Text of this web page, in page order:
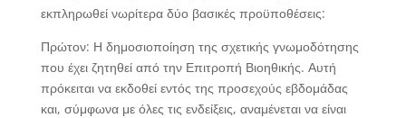
εκπληρωθεί νωρίτερα δύο βασικές προϋποθέσεις:
Πρώτον: Η δημοσιοποίηση της σχετικής γνωμοδότησης
που έχει ζητηθεί από την Επιτροπή Βιοηθικής. Αυτή
πρόκειται να εκδοθεί εντός της προσεχούς εβδομάδας
και, σύμφωνα με όλες τις ενδείξεις, αναμένεται να είναι